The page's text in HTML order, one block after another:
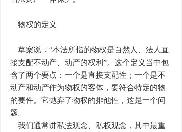
物权的定义
草案说：“本法所指的物权是自然人、法人直
接支配不动产、动产的权利”。这个定义当中包
含了两个要点：一个是直接支配性；一个是不
动产和动产作为物权的客体，要符合特定的物
的要件。它抛弃了物权的排他性，这是一个问
题。
我们通常讲私法观念、私权观念，其中最重